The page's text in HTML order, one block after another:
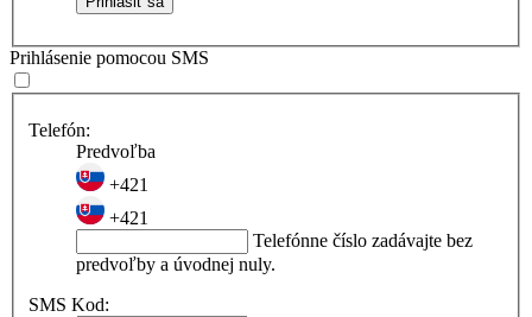
Prihlásenie pomocou SMS
Telefón:
Predvoľba
+421
+421
Telefónne číslo zadávajte bez
predvoľby a úvodnej nuly.
SMS Kod: